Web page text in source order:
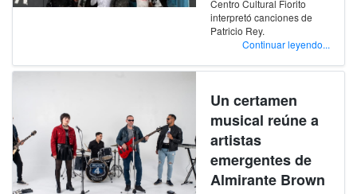
Centro Cultural Fiorito
interpretó canciones de
Patricio Rey.
Continuar leyendo...
Un certamen
musical reúne a
artistas
emergentes de
Almirante Brown